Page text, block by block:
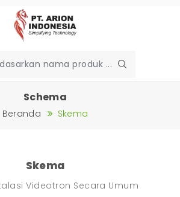
Schema
Beranda Skema
Skema
Videotron Secara Umum